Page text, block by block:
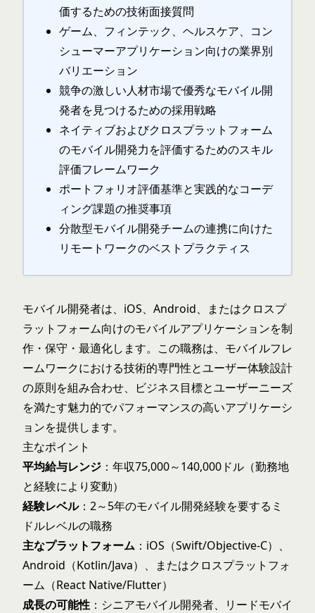
価するための技術面接質問
ゲーム、フィンテック、ヘルスケア、コン
シューマーアプリケーション向けの業界別
バリエーション
競争の激しい人材市場で優秀なモバイル開
発者を見つけるための採用戦略
ネイティブおよびクロスプラットフォーム
のモバイル開発力を評価するためのスキル
評価フレームワーク
ポートフォリオ評価基準と実践的なコーデ
ィング課題の推奨事項
分散型モバイル開発チームの連携に向けた
リモートワークのベストプラクティス
モバイル開発者は、iOS、Android、またはクロスプ
ラットフォーム向けのモバイルアプリケーションを制
作・保守・最適化します。この職務は、モバイルフレ
ームワークにおける技術的専門性とユーザー体験設計
の原則を組み合わせ、ビジネス目標とユーザーニーズ
を満たす魅力的でパフォーマンスの高いアプリケーシ
ョンを提供します。
主なポイント
平均給与レンジ ：年収75,000～140,000ドル（勤務地
と経験により変動）
経験レベル：2～5年のモバイル開発経験を要するミ
ドルレベルの職務
主なプラットフォーム ：iOS（Swift/Objective-C）、
Android（Kotlin/Java）、またはクロスプラットフォ
ーム（React Native/Flutter）
成長の可能性 ：シニアモバイル開発者、リードモバイ